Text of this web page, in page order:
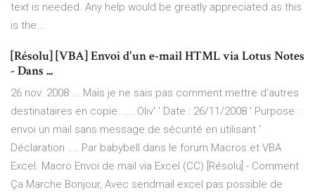
text is needed. Any help would be greatly appreciated as this
is the...
[Résolu] [VBA] Envoi d'un e-mail HTML via Lotus Notes
- Dans ...
26 nov. 2008 ... Mais je ne sais pas comment mettre d'autres
destinataires en copie. .... Oliv' ' Date : 26/11/2008 ' Purpose :
envoi un mail sans message de sécurité en utilisant '
Déclaration .... Par babybell dans le forum Macros et VBA
Excel. Macro Envoi de mail via Excel (CC) [Résolu] - Comment
Ça Marche Bonjour, Avec sendmail excel pas possible de